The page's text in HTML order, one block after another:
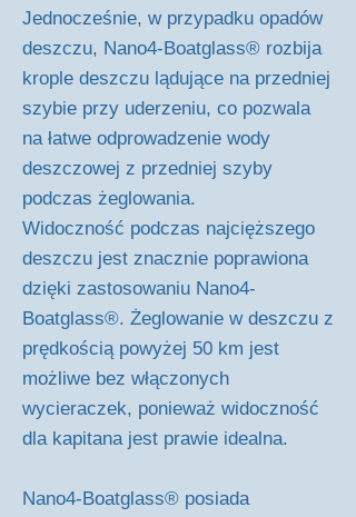
Jednocześnie, w przypadku opadów
deszczu, Nano4-Boatglass® rozbija
krople deszczu lądujące na przedniej
szybie przy uderzeniu, co pozwala
na łatwe odprowadzenie wody
deszczowej z przedniej szyby
podczas żeglowania.
Widoczność podczas najcięższego
deszczu jest znacznie poprawiona
dzięki zastosowaniu Nano4-
Boatglass®. Żeglowanie w deszczu z
prędkością powyżej 50 km jest
możliwe bez włączonych
wycieraczek, ponieważ widoczność
dla kapitana jest prawie idealna.
Nano4-Boatglass® posiada